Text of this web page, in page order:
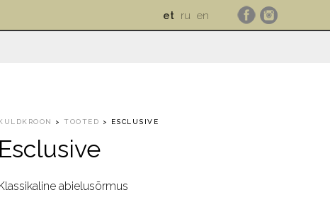
et ru en
>TOOTED > ESCLUSIVE
Esclusive
abielusõrmus